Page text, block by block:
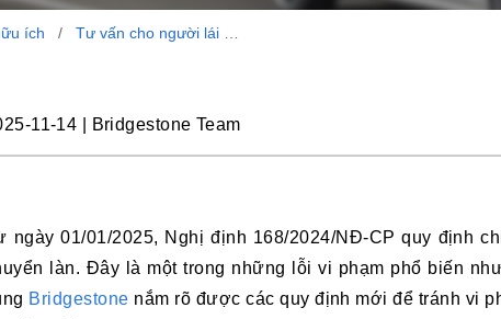
ích / Tư vấn cho người lái /
11-14 Bridgestone Team
ngày 01/01/2025, Nghị định 168/2024/NĐ-CP quy định
làn. Đây là một trong những lỗi vi phạm phổ biến
Bridgestone nắm rõ được các quy định mới để tránh vi